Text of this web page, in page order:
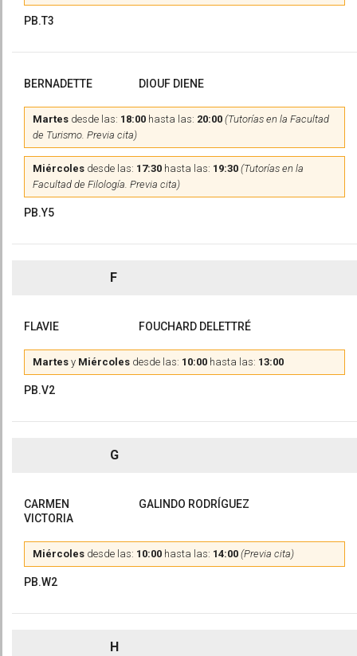
PB.T3
BERNADETTE DIOUF DIENE
Martes desde las: 18:00 hasta las: 20:00 (Tutorías en la Facultad
de Turismo. Previa cita)
Miércoles desde las: 17:30 hasta las: 19:30 (Tutorías en la
Facultad de Filología. Previa cita)
PB.Y5
F
FLAVIE FOUCHARD DELETTRÉ
Martes y Miércoles desde las: 10:00 hasta las: 13:00
PB.V2
G
CARMEN
VICTORIA
GALINDO RODRÍGUEZ
Miércoles desde las: 10:00 hasta las: 14:00 (Previa cita)
PB.W2
H